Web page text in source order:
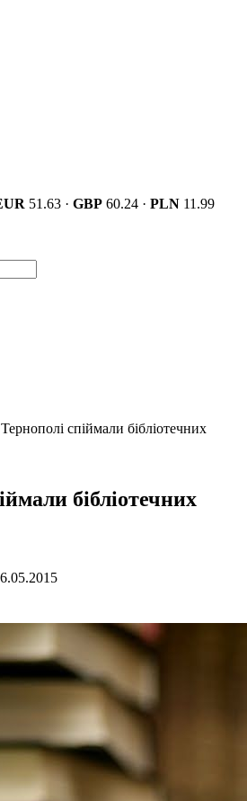
51.63 · GBP 60.24 · PLN 11.99
спіймали бібліотечних
бібліотечних